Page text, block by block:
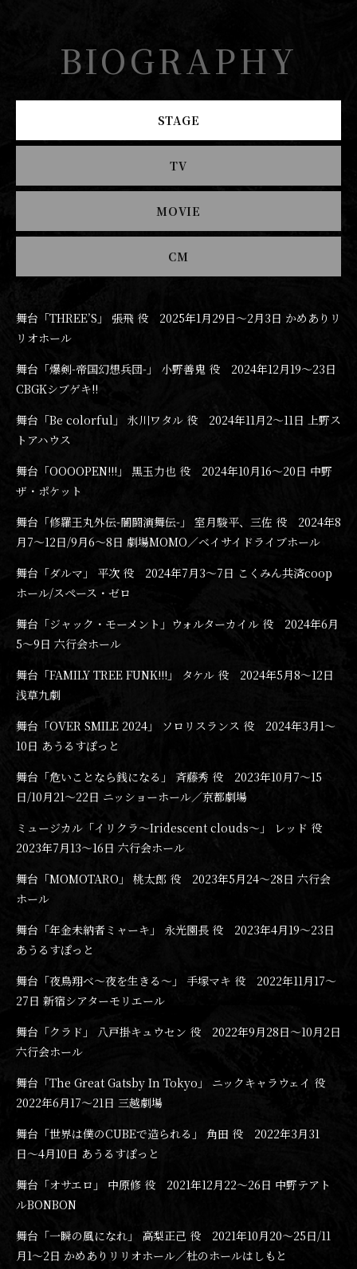
BIOGRAPHY
STAGE
TV
MOVIE
CM
舞台「THREE’S」 張飛 役 2025年1月29日〜2月3日 かめありリ
リオホール
舞台「爆剣-帝国幻想兵団-」 小野善鬼 役 2024年12月19〜23日
CBGKシブゲキ!!
舞台「Be colorful」 氷川ワタル 役 2024年11月2〜11日 上野ス
トアハウス
舞台「OOOOPEN!!!」 黒玉力也 役 2024年10月16〜20日 中野
ザ・ポケット
舞台「修羅王丸外伝-闇闘演舞伝-」 室月駿平、三佐 役 2024年8
月7〜12日/9月6〜8日 劇場MOMO／ベイサイドライブホール
舞台「ダルマ」 平次 役 2024年7月3〜7日 こくみん共済coop
ホール/スペース・ゼロ
舞台「ジャック・モーメント」ウォルターカイル 役 2024年6月
5〜9日 六行会ホール
舞台「FAMILY TREE FUNK!!!」 タケル 役 2024年5月8〜12日
浅草九劇
舞台「OVER SMILE 2024」 ソロリスランス 役 2024年3月1〜
10日 あうるすぽっと
舞台「危いことなら銭になる」 斉藤秀 役 2023年10月7〜15
日/10月21〜22日 ニッショーホール／京都劇場
ミュージカル「イリクラ～Iridescent clouds～」 レッド 役
2023年7月13〜16日 六行会ホール
舞台「MOMOTARO」 桃太郎 役 2023年5月24〜28日 六行会
ホール
舞台「年金未納者ミャーキ」 永光園長 役 2023年4月19〜23日
あうるすぽっと
舞台「夜鳥翔べ〜夜を生きる〜」 手塚マキ 役 2022年11月17〜
27日 新宿シアターモリエール
舞台「クラド」 八戸掛キュウセン 役 2022年9月28日〜10月2日
六行会ホール
舞台「The Great Gatsby In Tokyo」 ニックキャラウェイ 役
2022年6月17〜21日 三越劇場
舞台「世界は僕のCUBEで造られる」 角田 役 2022年3月31
日〜4月10日 あうるすぽっと
舞台「オサエロ」 中原修 役 2021年12月22〜26日 中野テアト
ルBONBON
舞台「一瞬の風になれ」 高梨正己 役 2021年10月20〜25日/11
月1〜2日 かめありリリオホール／杜のホールはしもと